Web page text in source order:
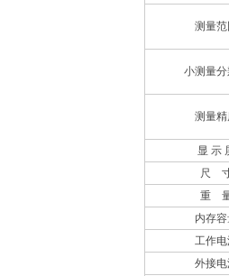
测量范
小测量
测量精
显 示
尺
重
内存容
工作电
外接电